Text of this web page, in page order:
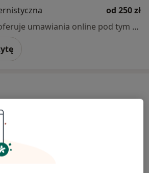
od 250 zł
Specjalista nie oferuje umawiania online pod tym adresem.
Górska